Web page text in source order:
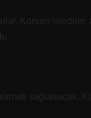
Konum
sağlanacak.